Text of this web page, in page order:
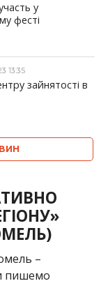
у
фесті
13:35
зайнятості в
–
пишемо